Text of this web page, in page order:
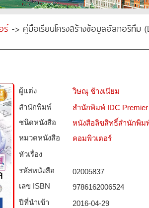
ร์-> คู่มือเรียนโครงสร้างข้อมูลอัลกอริทึม
ผู้แต่ง
วิษณุ ช้างเนียม
สำนักพิมพ์
สำนักพิมพ์ IDC Premier
ชนิดหนังสือ­
หนังสือลิขสิทธิ์สำนักพิม
หมวดหนังสือ­
คอมพิวเตอร์
หัวเรื่อง
รหัสหนังสือ­
02005837
เลข ISBN
9786162006524
ปีที่นำเข้า
2016-04-29